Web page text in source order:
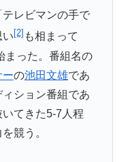
テレビマンの手で
い [2] も相まって
った。 番組名の
ーの池田文雄であ
ション番組であ
てきた5-7人程
競う。